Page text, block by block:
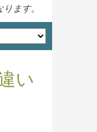
ます。
い